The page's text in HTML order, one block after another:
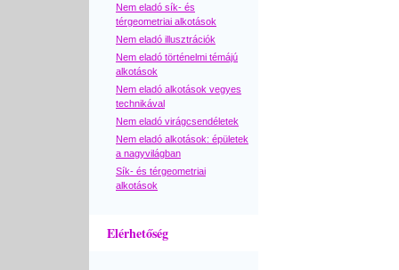
Nem eladó sík- és
térgeometriai alkotások
Nem eladó illusztrációk
Nem eladó történelmi témájú
alkotások
Nem eladó alkotások vegyes
technikával
Nem eladó virágcsendéletek
Nem eladó alkotások: épületek
a nagyvilágban
Sík- és térgeometriai
alkotások
Elérhetőség